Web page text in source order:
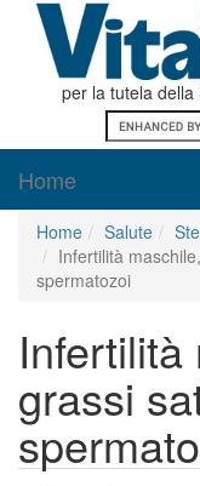
per la tutela
Home
Home Salute
Infertilità
spermatozoi
Infertilità
grassi